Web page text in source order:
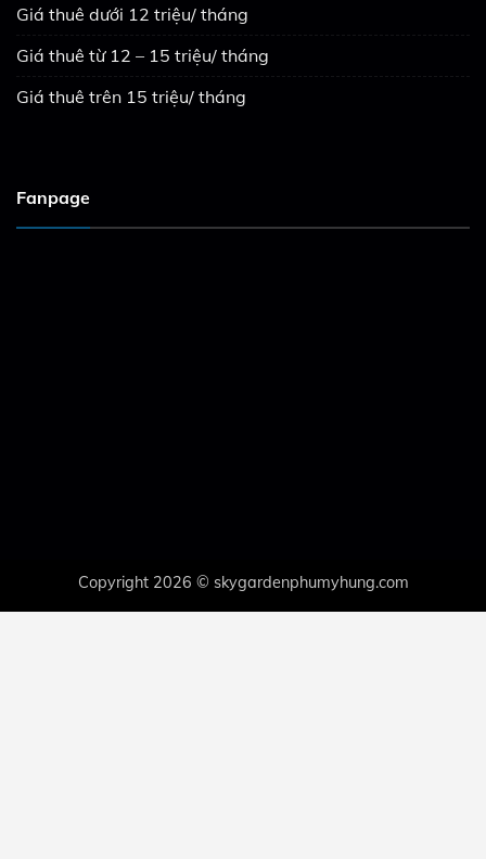
Giá thuê dưới 12 triệu/ tháng
Giá thuê từ 12 – 15 triệu/ tháng
Giá thuê trên 15 triệu/ tháng
Fanpage
Copyright 2026 © skygardenphumyhung.com